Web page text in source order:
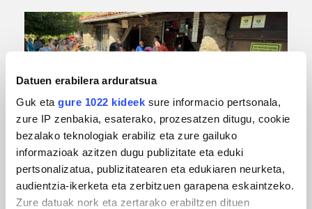
Datuen erabilera arduratsua
Guk eta gure 1022 kideek sure informacio pertsonala,
zure IP zenbakia, esaterako, prozesatzen ditugu, cookie
bezalako teknologiak erabiliz eta zure gailuko
informazioak azitzen dugu publizitate eta eduki
pertsonalizatua, publizitatearen eta edukiaren neurketa,
audientzia-ikerketa eta zerbitzuen garapena eskaintzeko.
Zure datuak nork eta zertarako erabiltzen dituen
URBIAKO FESTA
Urbiako zelaiak erromeria leku